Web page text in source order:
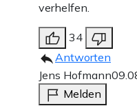
verhelfen.
34
Antworten
Jens Hofmann
Melden